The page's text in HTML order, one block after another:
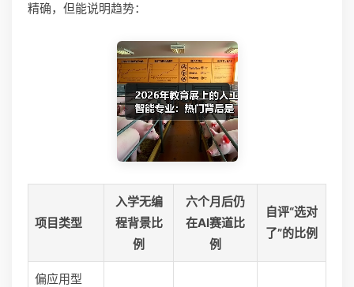
精确，但能说明趋势：
项目类型
入学无编
程背景比
例
六个月后仍
在AI赛道比
例
自评“选对
了”的比例
偏应用型